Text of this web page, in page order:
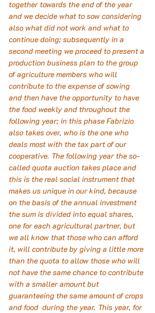
together towards the end of the year
and we decide what to sow considering
also what did not work and what to
continue doing; subsequently in a
second meeting we proceed to present a
production business plan to the group
of agriculture members who will
contribute to the expense of sowing
and then have the opportunity to have
the food weekly and throughout the
following year; in this phase Fabrizio
also takes over, who is the one who
deals most with the tax part of our
cooperative. The following year the so-
called quota auction takes place and
this is the real social instrument that
makes us unique in our kind, because
on the basis of the annual investment
the sum is divided into equal shares,
one for each agricultural partner, but
we all know that those who can afford
it, will contribute by giving a little more
than the quota to allow those who will
not have the same chance to contribute
with a smaller amount but
guaranteeing the same amount of crops
and food  during the year. This year, for